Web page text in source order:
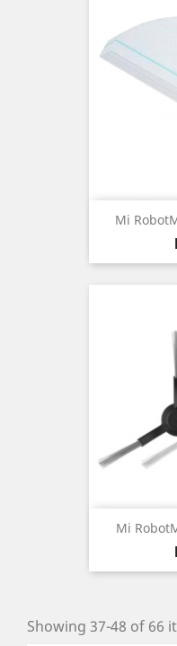
Mi
Mi
Showing 37-48 of 66